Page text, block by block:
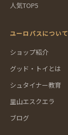
人気TOP5
ユーロバスについて
ショップ紹介
グッド・トイとは
シュタイナー教育
里山エスクエラ
ブログ